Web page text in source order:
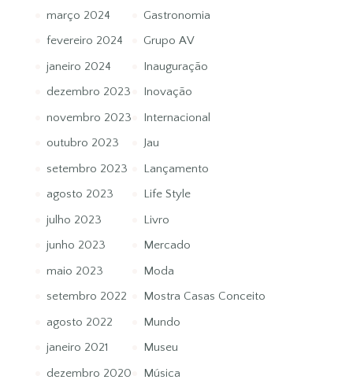
março 2024
fevereiro 2024
janeiro 2024
dezembro 2023
novembro 2023
outubro 2023
setembro 2023
agosto 2023
julho 2023
junho 2023
maio 2023
setembro 2022
agosto 2022
janeiro 2021
dezembro 2020
Gastronomia
Grupo AV
Inauguração
Inovação
Internacional
Jau
Lançamento
Life Style
Livro
Mercado
Moda
Mostra Casas Conceito
Mundo
Museu
Música